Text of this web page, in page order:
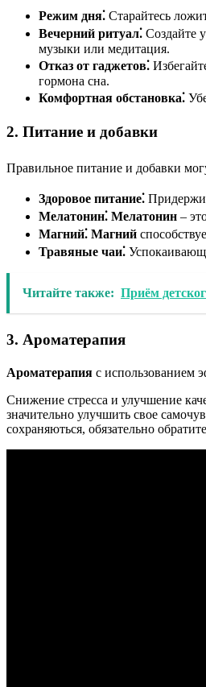
Режим дня⁚ Старайтесь
Вечерний ритуал⁚ Создайте
музыки или медитация.
Отказ от гаджетов⁚
гормона сна.
Комфортная обстановка⁚
2. Питание и добавки
Правильное питание и добавки
Здоровое питание⁚
Мелатонин⁚ Мелатонин –
Магний⁚ Магний
Травяные чаи⁚
Читайте также: Приём
3. Ароматерапия
Ароматерапия с использованием
Снижение стресса и улучшение
значительно улучшить свое
сохраняються, обязательно